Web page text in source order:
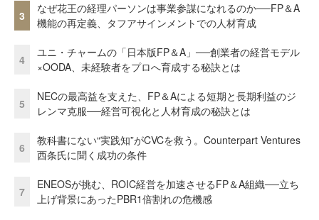
3
なぜ花王の経理パーソンは事業参謀になれるのか──FP＆A
機能の再定義、タフアサインメントでの人材育成
4
ユニ・チャームの「日本版FP＆A」──創業者の経営モデル
×OODA、未経験者をプロへ育成する秘訣とは
5
NECの最高益を支えた、FP＆Aによる短期と長期利益のジ
レンマ克服──経営可視化と人材育成の秘訣とは
6
教科書にない“実践知”がCVCを救う。Counterpart Ventures
西条氏に聞く成功の条件
7
ENEOSが挑む、ROIC経営を加速させるFP＆A組織──立ち
上げ背景にあったPBR1倍割れの危機感